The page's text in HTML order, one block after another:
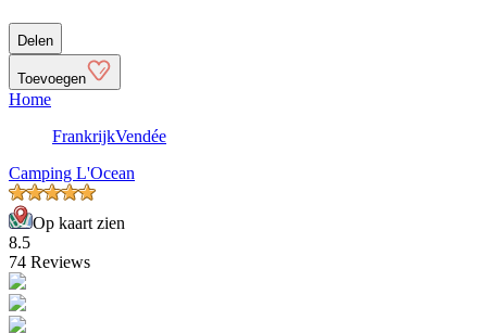
Delen
Toevoegen
Home
FrankrijkVendée
Camping L'Ocean
Op kaart zien
8.5
74 Reviews